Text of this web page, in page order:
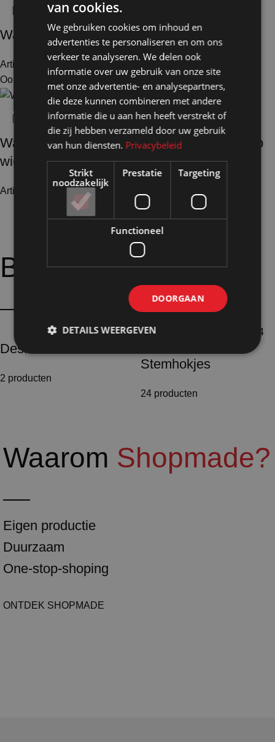
Wand aanzetstuk 20 glas HxB144x20cm
Artikelnummer: 116841 82,00
Ook te huur
Wand HxB156x104cm helder kanaalplaat op
wielen
Artikelnummer: 130106
Bijpassendeopties:
Desinfectiezuilen
2 producten
Stemhokjes
24 producten
Waarom Shopmade?
Eigen productie
Duurzaam
One-stop-shoping
ONTDEK SHOPMADE
van cookies.
We gebruiken cookies om inhoud en
advertenties te personaliseren en om ons
verkeer te analyseren. We delen ook
informatie over uw gebruik van onze site
met onze advertentie- en analysepartners,
die deze kunnen combineren met andere
informatie die u aan hen heeft verstrekt of
die zij hebben verzameld door uw gebruik
van hun diensten. Privacybeleid
Strikt
noodzakelijk
Prestatie Targeting
Functioneel
DOORGAAN
DETAILS WEERGEVEN